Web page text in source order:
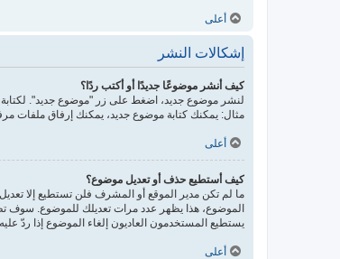
أعلى
إشكالات النشر
كيف أنشر موضوعًا جديدًا أو أكتب ردًا؟
لنشر موضوع جديد، اضغط على زر "موضوع جديد".
مثال: يمكنك كتابة موضوع جديد، يمكنك إرفاق ملفات
أعلى
كيف أستطيع حذف أو تعديل موضوع؟
ما لم تكن مدير الموقع أو المشرف فلن تستطيع إلا
الموضوع، هذا يظهر عدد مرات تعديلك للموضوع. سوف
يستطيع المستخدمون العاديون إلغاء الموضوع إذا ردّ عليه
أعلى